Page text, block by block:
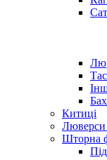
Китиці
Люверси
Шторна